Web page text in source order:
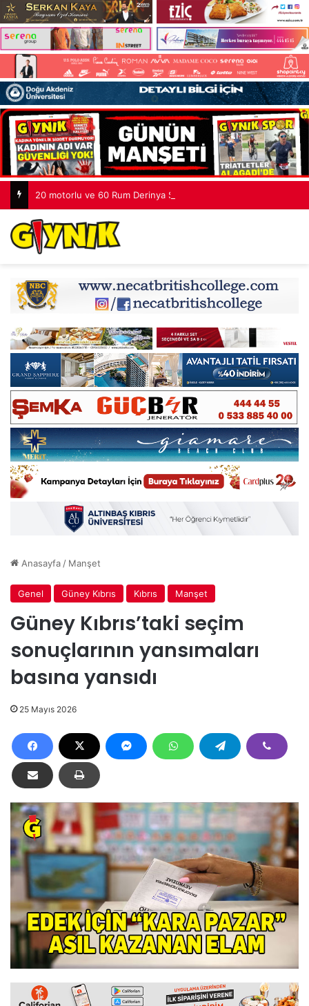
Anasayfa/ Manşet
Genel Güney Kıbrıs Kıbrıs Manşet
Güney Kıbrıs’taki seçim
sonuçlarının yansımaları
basına yansıdı
25 Mayıs 2026